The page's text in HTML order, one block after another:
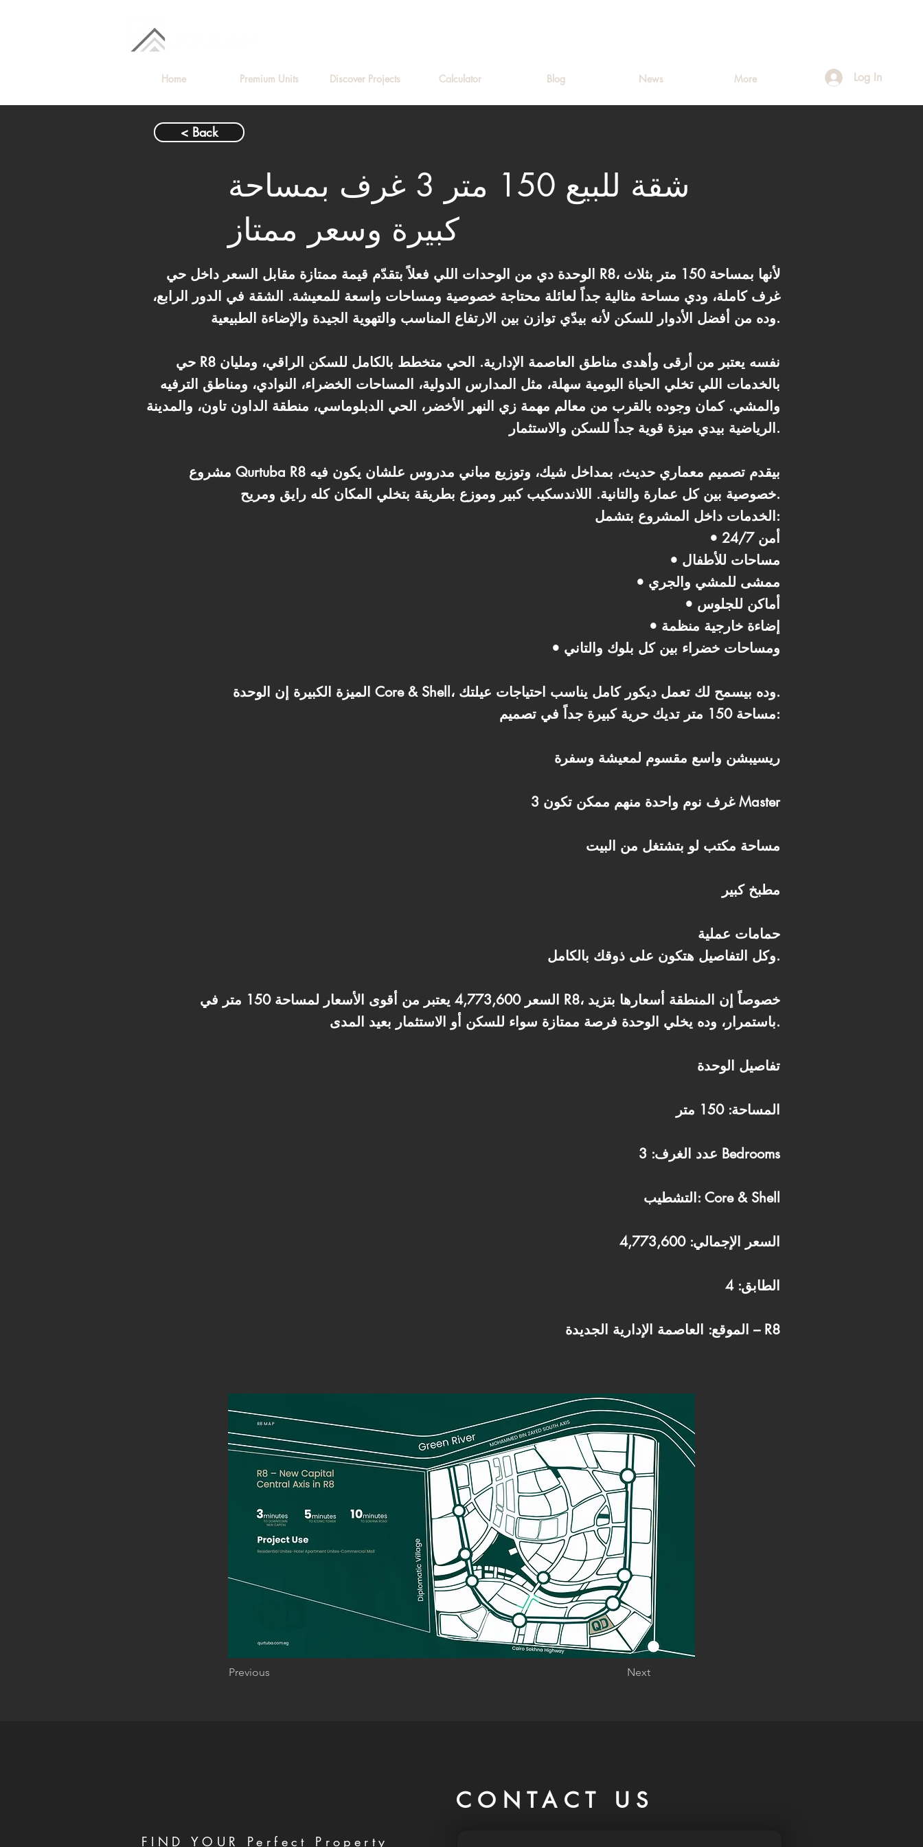
Home Premium Units Discover Projects Calculator Blog News More Log In
< Back
شقة للبيع 150 متر 3 غرف بمساحة
كبيرة وسعر ممتاز
الوحدة دي من الوحدات اللي فعلاً بتقدّم قيمة ممتازة مقابل السعر داخل حي R8، لأنها بمساحة 150 متر بثلاث
غرف كاملة، ودي مساحة مثالية جداً لعائلة محتاجة خصوصية ومساحات واسعة للمعيشة. الشقة في الدور الرابع،
وده من أفضل الأدوار للسكن لأنه بيدّي توازن بين الارتفاع المناسب والتهوية الجيدة والإضاءة الطبيعية.
حي R8 نفسه يعتبر من أرقى وأهدى مناطق العاصمة الإدارية. الحي متخطط بالكامل للسكن الراقي، ومليان
بالخدمات اللي تخلي الحياة اليومية سهلة، مثل المدارس الدولية، المساحات الخضراء، النوادي، ومناطق الترفيه
والمشي. كمان وجوده بالقرب من معالم مهمة زي النهر الأخضر، الحي الدبلوماسي، منطقة الداون تاون، والمدينة
الرياضية بيدي ميزة قوية جداً للسكن والاستثمار.
مشروع Qurtuba R8 بيقدم تصميم معماري حديث، بمداخل شيك، وتوزيع مباني مدروس علشان يكون فيه
خصوصية بين كل عمارة والتانية. اللاندسكيب كبير وموزع بطريقة بتخلي المكان كله رايق ومريح.
الخدمات داخل المشروع بتشمل:
• أمن 24/7
• مساحات للأطفال
• ممشى للمشي والجري
• أماكن للجلوس
• إضاءة خارجية منظمة
• ومساحات خضراء بين كل بلوك والتاني
الميزة الكبيرة إن الوحدة Core & Shell، وده بيسمح لك تعمل ديكور كامل يناسب احتياجات عيلتك.
مساحة 150 متر تديك حرية كبيرة جداً في تصميم:
ريسيبشن واسع مقسوم لمعيشة وسفرة
3 غرف نوم واحدة منهم ممكن تكون Master
مساحة مكتب لو بتشتغل من البيت
مطبخ كبير
حمامات عملية
وكل التفاصيل هتكون على ذوقك بالكامل.
السعر 4,773,600 يعتبر من أقوى الأسعار لمساحة 150 متر في R8، خصوصاً إن المنطقة أسعارها بتزيد
باستمرار، وده يخلي الوحدة فرصة ممتازة سواء للسكن أو الاستثمار بعيد المدى.
تفاصيل الوحدة
المساحة: 150 متر
عدد الغرف: 3 Bedrooms
التشطيب: Core & Shell
السعر الإجمالي: 4,773,600
الطابق: 4
الموقع: العاصمة الإدارية الجديدة – R8
Previous Next
CONTACT US
FIND YOUR Perfect Property